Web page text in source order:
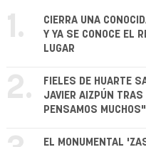
1.
CIERRA UNA
Y YA SE CONOCE EL
LUGAR
2.
FIELES DE HUARTE
JAVIER AIZPÚN
PENSAMOS MUCHOS"
EL MONUMENTAL